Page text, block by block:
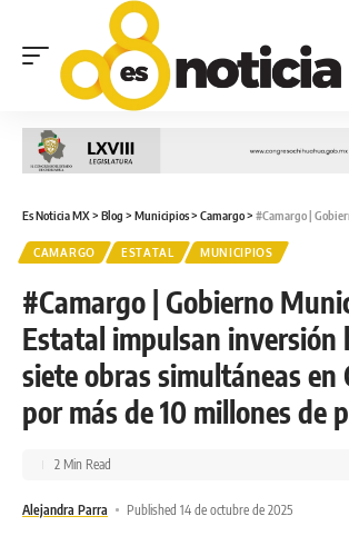
Es Noticia MX> Blog > Municipios> Camargo> #Camargo | Gobierno Municipal y Estatal impulsan inversión
CAMARGO ESTATAL MUNICIPIOS
#Camargo | Gobierno
Estatal impulsan inversión
siete obras simultáneas en
por más de 10 millones de
Alejandra Parra Published 14 de octubre de 2025
2 Min Read